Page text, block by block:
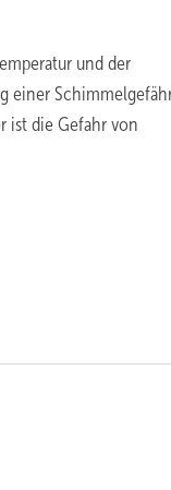
und der
einer
ist die Gefahr von